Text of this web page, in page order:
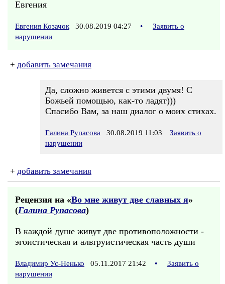
Евгения
Евгения Козачок 30.08.2019 04:27 •
Заявить о
нарушении
+ добавить замечания
Да, сложно живется с этими двумя! С
Божьей помощью, как-то ладят)))
Спасибо Вам, за наш диалог о моих стихах.
Галина Рупасова 30.08.2019 11:03
Заявить о
нарушении
+ добавить замечания
Рецензия на «Во мне живут две славных я»
(Галина Рупасова)
В каждой душе живут две противоположности -
эгоистическая и альтруистическая часть души
Владимир Ус-Ненько 05.11.2017 21:42 •
Заявить о
нарушении